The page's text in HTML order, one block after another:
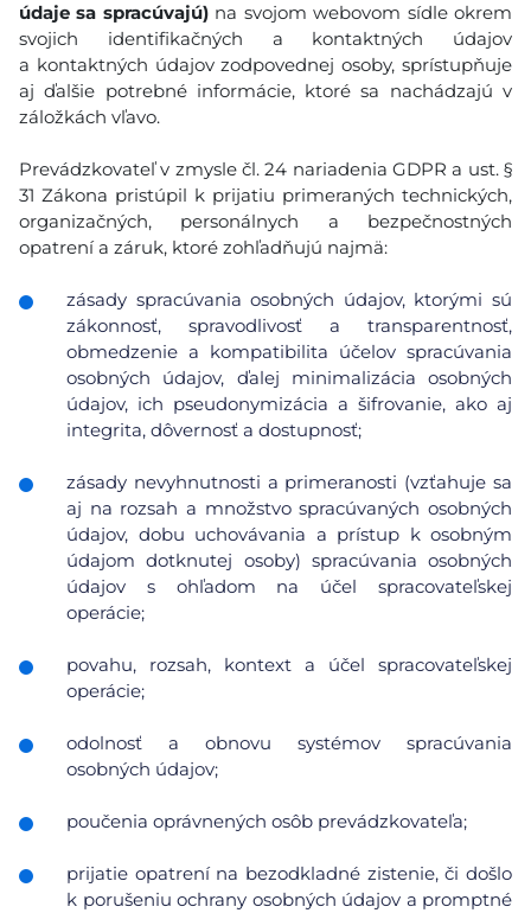
údaje sa spracúvajú)na svojom webovom sídle okrem
svojich identifikačných a kontaktných údajov
a kontaktných údajov zodpovednej osoby, sprístupňuje
aj ďalšie potrebné informácie, ktoré sa nachádzajú v
záložkách vľavo.
Prevádzkovateľ v zmysle čl. 24 nariadenia GDPR a ust. §
31 Zákona pristúpil k prijatiu primeraných technických,
organizačných, personálnych a bezpečnostných
opatrení a záruk, ktoré zohľadňujú najmä:
zásady spracúvania osobných údajov, ktorými sú
zákonnosť, spravodlivosť a transparentnosť,
obmedzenie a kompatibilita účelov spracúvania
osobných údajov, ďalej minimalizácia osobných
údajov, ich pseudonymizácia a šifrovanie, ako aj
integrita, dôvernosť a dostupnosť;
zásady nevyhnutnosti a primeranosti (vzťahuje sa
aj na rozsah a množstvo spracúvaných osobných
údajov, dobu uchovávania a prístup k osobným
údajom dotknutej osoby) spracúvania osobných
údajov s ohľadom na účel spracovateľskej
operácie;
povahu, rozsah, kontext a účel spracovateľskej
operácie;
odolnosť a obnovu systémov spracúvania
osobných údajov;
poučenia oprávnených osôb prevádzkovateľa;
prijatie opatrení na bezodkladné zistenie, či došlo
k porušeniu ochrany osobných údajov a promptné